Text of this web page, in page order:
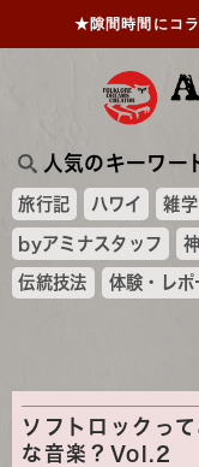
人気のキーワー
旅行記 ハワイ 雑学
byアミナスタッフ
伝統技法 体験・レポ
★隙間時間にコ
ソフトロックって
な音楽？Vol.2